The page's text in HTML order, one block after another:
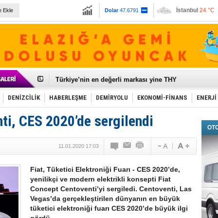
Ekle Dolar47.6791
Euro55.1258
İstanbul 24 °C
Ankara32 °C
Galataport Projesi'nde sona yaklaşıldı
BMW, deniz biyoyakıtını UECC, GoodShipping ile
Kiralık minibüse talep artışı var
VW'de üst düzey atama
Türkiye’nin en değerli markası yine THY
İzmir-Antalya seyahat süresi 3 saate inecek
Osmanlı'nın projesi ülkeye milyarlarca dolar gelir
Otomotivde üretim artıyor, satış beklentileri yükseldi
Toyota Türkiye, 800 kişi istihdam edecek
Otomobil ihracatı mayıs ayında yüzde 56 azaldı
İran'a ait yük gemisi Irak karasularında battı
'Jet uçak' çözümü ile gemi ihracatına hareketlilik
Rus savaş gemisi Çanakkale Boğazı’ndan geçti
DENİZCİLİK HABERLEŞME DEMİRYOLU EKONOMİ-FİNANS ENERJİ
CES 2020’de sergilendi
11.01.2020 17:03
Fiat, Tüketici Elektroniği Fuarı - CES 2020’de,
yenilikçi ve modern elektrikli konsepti Fiat
Concept Centoventi’yi sergiledi. Centoventi, Las
Vegas’da gerçekleştirilen dünyanın en büyük
tüketici elektroniği fuarı CES 2020’de büyük ilgi